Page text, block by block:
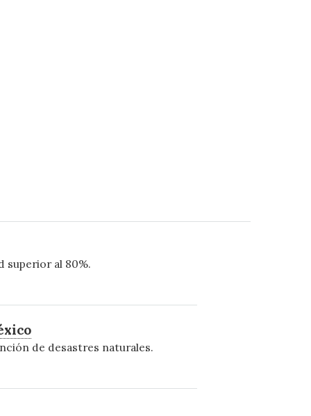
superior al 80%.
de desastres naturales.